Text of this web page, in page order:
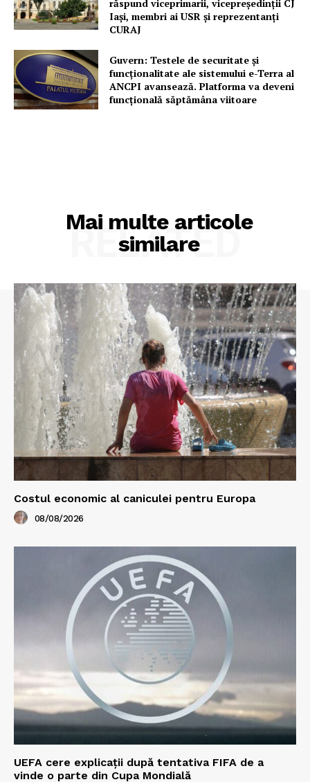
răspund viceprimarii, vicepreședinții CJ
Iași, membri ai USR și reprezentanți
CURAJ
Guvern: Testele de securitate și
funcționalitate ale sistemului e-Terra al
ANCPI avansează. Platforma va deveni
funcțională săptămâna viitoare
Mai multe articole
similare
RELATED
Costul economic al caniculei pentru Europa
08/08/2026
UEFA cere explicații după tentativa FIFA de a
vinde o parte din Cupa Mondială